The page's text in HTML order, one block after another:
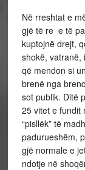
Në rreshtat e
gjë të re e të
kuptojnë drejt,
shokë, vatranë,
që mendon si
brenë nga
sot publik. Ditë
25 vitet e fundit
“pisllëk” të
padurueshëm,
gjë normale e
ndotje në